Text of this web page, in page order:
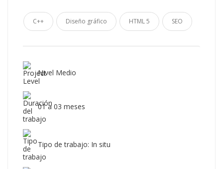
C++ Diseño gráfico HTML 5 SEO
Nivel Medio
01 a 03 meses
Tipo de trabajo: In situ